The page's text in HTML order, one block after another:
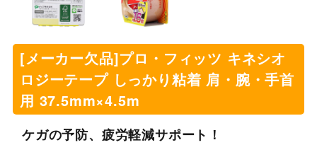
[メーカー欠品]プロ・フィッツ キネシオ
ロジーテープ しっかり粘着 肩・腕・手首
用 37.5mm×4.5m
ケガの予防、疲労軽減サポート！